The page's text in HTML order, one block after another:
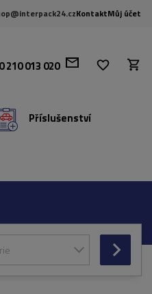
KontaktMůj účet
210 013 020
Příslušenství